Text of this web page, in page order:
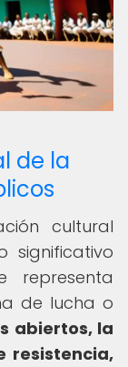
de la
cultural
significativo
representa
de lucha o
abiertos, la
resistencia,